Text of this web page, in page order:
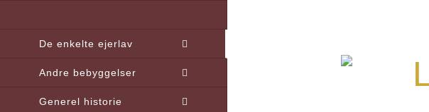
De enkelte ejerlav
Andre bebyggelser
Generel historie